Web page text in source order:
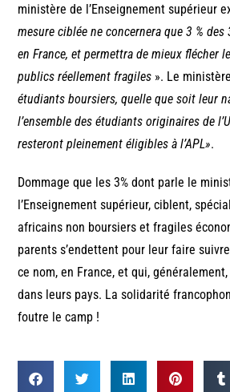
ministère de l’Enseignement supérieur
mesure ciblée ne concernera que 3 %
en France, et permettra de mieux flécher
publics réellement fragiles ». Le
étudiants boursiers, quelle que soit leur
l’ensemble des étudiants originaires de
resteront pleinement éligibles à l’APL».
Dommage que les 3% dont parle le
l’Enseignement supérieur, ciblent,
africains non boursiers et fragiles
parents s’endettent pour leur faire
ce nom, en France, et qui, généralement,
dans leurs pays. La solidarité
foutre le camp !